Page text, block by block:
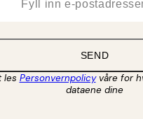
SEND
les Personvernpolicyvåre for
dataene dine